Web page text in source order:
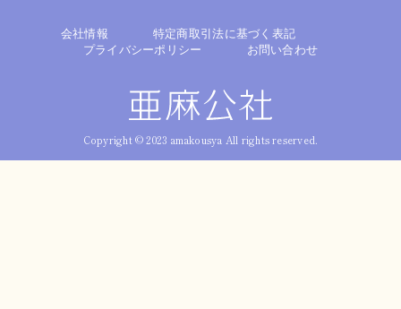
会社情報
特定商取引法に基づく表記
プライバシーポリシー
お問い合わせ
Copyright © 2023 amakousya All rights reserved.